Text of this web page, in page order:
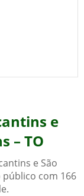
e
– TO
e São
com 166